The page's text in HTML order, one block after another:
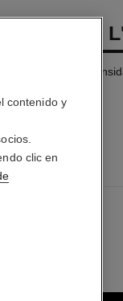
ALLURE
Labios de Alta
contenido y
clic en